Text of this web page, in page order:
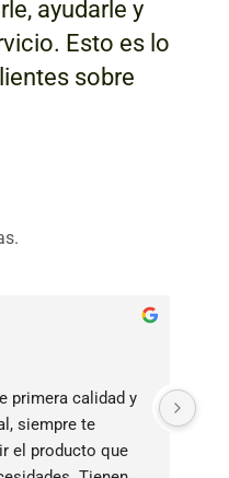
ayudarle y
Esto es lo
sobre
primera calidad y
siempre te
el producto que